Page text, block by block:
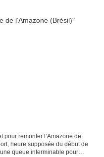
pour remonter l’Amazone de
heure supposée du début de
queue interminable pour